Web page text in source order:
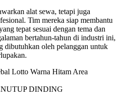
alat sewa, tetapi juga
Tim mereka siap membantu
tepat sesuai dengan tema dan
bertahun-tahun di industri ini,
dibutuhkan oleh pelanggan untuk
DINDING